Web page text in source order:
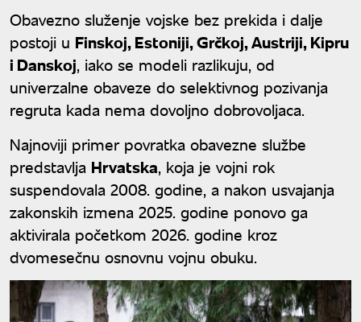
Obavezno služenje vojske bez prekida i dalje
postoji u Finskoj, Estoniji, Grčkoj, Austriji, Kipru
i Danskoj, iako se modeli razlikuju, od
univerzalne obaveze do selektivnog pozivanja
regruta kada nema dovoljno dobrovoljaca.
Najnoviji primer povratka obavezne službe
predstavlja Hrvatska, koja je vojni rok
suspendovala 2008. godine, a nakon usvajanja
zakonskih izmena 2025. godine ponovo ga
aktivirala početkom 2026. godine kroz
dvomesečnu osnovnu vojnu obuku.